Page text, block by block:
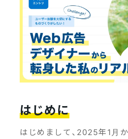
数字で見るjinjer
社員ストーリー
社員ストーリー 社員ス
はじめに
はじめまして、2025年1月